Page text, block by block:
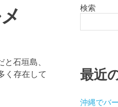
石垣島、
く存在して
検索
最近
沖縄でバ